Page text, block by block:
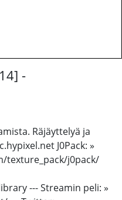
-
Räjäyttelyä ja
J0Pack: »
texture_pack/j0pack/
--- Streamin peli: »